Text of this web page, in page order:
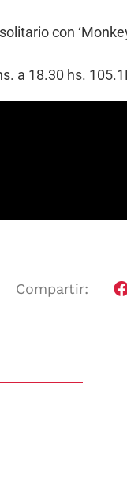
con
a 18.30 hs.
Compartir: